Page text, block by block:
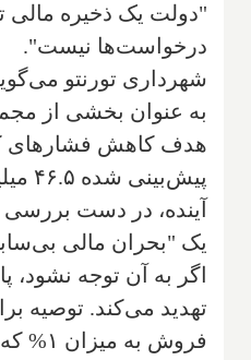
"دولت یک ذخیره مالی
درخواست‌ها نیست".
شهرداری تورنتو
به عنوان بخشی از
هدف کاهش فشارهای
آینده، در دست بررسی
یک "بحران مالی
اگر به آن توجه نشود،
تهدید می‌کند. توصیه
فروش